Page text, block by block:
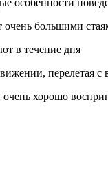
особенности
большими
в течение дня
перелетая с
хорошо